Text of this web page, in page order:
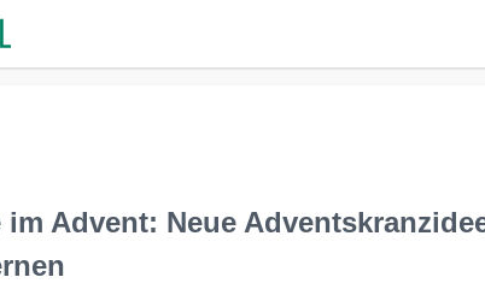
im Advent: Neue